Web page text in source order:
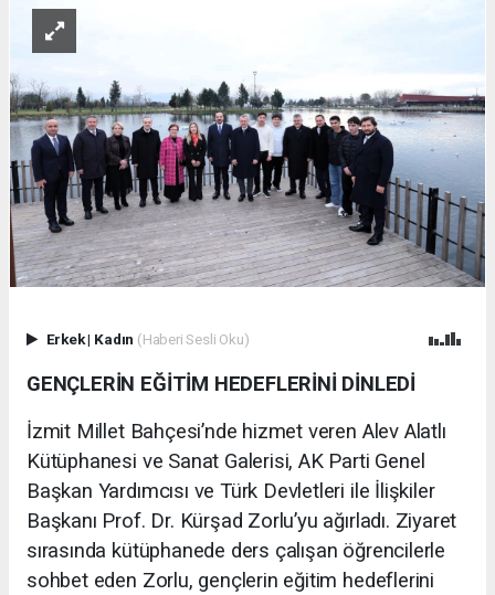
Erkek| Kadın (Haberi Sesli Oku)
GENÇLERİN EĞİTİM HEDEFLERİNİ DİNLEDİ
İzmit Millet Bahçesi’nde hizmet veren Alev Alatlı
Kütüphanesi ve Sanat Galerisi, AK Parti Genel
Başkan Yardımcısı ve Türk Devletleri ile İlişkiler
Başkanı Prof. Dr. Kürşad Zorlu’yu ağırladı. Ziyaret
sırasında kütüphanede ders çalışan öğrencilerle
sohbet eden Zorlu, gençlerin eğitim hedeflerini